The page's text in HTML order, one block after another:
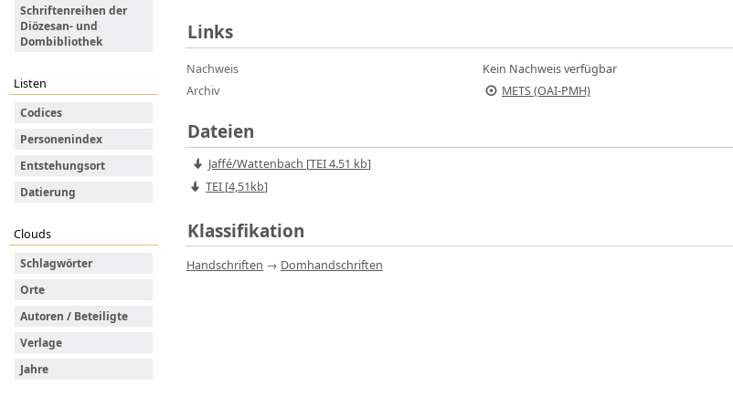
Schriftenreihen der
Diözesan- und
Dombibliothek
Listen
Codices
Personenindex
Entstehungsort
Datierung
Clouds
Schlagwörter
Orte
Autoren / Beteiligte
Verlage
Jahre
Links
Nachweis
Kein Nachweis verfügbar
Archiv
METS (OAI-PMH)
Dateien
Jaffé/Wattenbach [TEI4.51 kb]
TEI [4,51kb]
Klassifikation
Handschriften → Domhandschriften